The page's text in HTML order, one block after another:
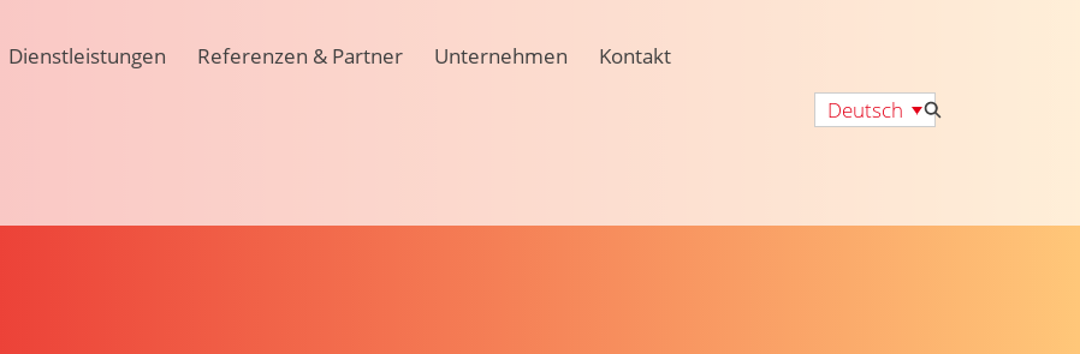
Dienstleistungen Referenzen & Partner Unternehmen Kontakt
Deutsch